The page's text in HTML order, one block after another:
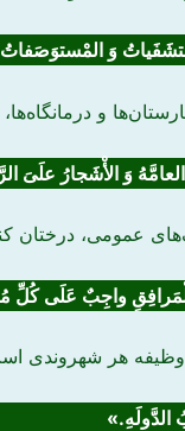
وَ
و درمانگاه‌ها،
العامَّهُ وَ الأْشَجارُ علَیَ
عمومی، درختان
واجِبٌ عَلَی کُلِّ
وظیفه هر شهروندی